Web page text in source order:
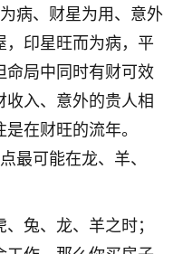
病、财星为用、意外
印星旺而为病，平
命局中同时有财可效
入、意外的贵人相
在财旺的流年。
最可能在龙、羊、
兔、龙、羊之时；
人给个联系方式的啊？